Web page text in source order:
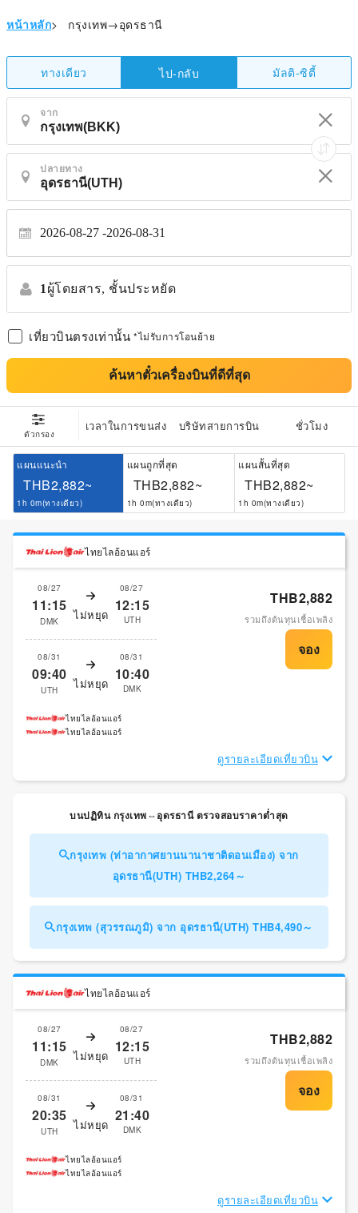
หน้าหลัก> กรุงเทพ→อุดรธานี
ทางเดียว ไป-กลับ มัลติ-ซิตี้
จาก
ปลายทาง
2026-08-27 2026-08-31
1 ผู้โดยสาร, ชั้นประหยัด
เที่ยวบินตรงเท่านั้น *ไม่รับการโอนย้าย
ค้นหาตั๋วเครื่องบินที่ดีที่สุด
ตัวกรอง
เวลาในการขนส่ง บริษัทสายการบิน ชั่วโมง
แผนแนะนำ
THB2,882~
1h 0m(ทางเดียว)
แผนถูกที่สุด
THB2,882~
1h 0m(ทางเดียว)
แผนสั้นที่สุด
THB2,882~
1h 0m(ทางเดียว)
ไทยไลอ้อนแอร์
08/27
11:15
DMK ไม่หยุด
08/27
12:15
UTH
08/31
09:40
UTH ไม่หยุด
08/31
10:40
DMK
THB2,882
รวมถึงต้นทุนเชื้อเพลิง
ไทยไลอ้อนแอร์
ไทยไลอ้อนแอร์
ดูรายละเอียดเที่ยวบิน
บนปฏิทิน กรุงเทพ⇔อุดรธานี ตรวจสอบราคาต่ำสุด
กรุงเทพ (ท่าอากาศยานนานาชาติดอนเมือง) จาก
อุดรธานี(UTH) THB2,264～
กรุงเทพ (สุวรรณภูมิ) จาก อุดรธานี(UTH) THB4,490～
ไทยไลอ้อนแอร์
08/27
11:15
DMK ไม่หยุด
08/27
12:15
UTH
08/31
20:35
UTH ไม่หยุด
08/31
21:40
DMK
THB2,882
รวมถึงต้นทุนเชื้อเพลิง
ไทยไลอ้อนแอร์
ไทยไลอ้อนแอร์
ดูรายละเอียดเที่ยวบิน